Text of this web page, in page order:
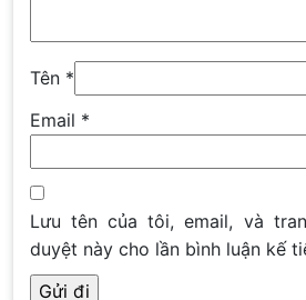
Tên *
Email *
Lưu tên của tôi, email, và
duyệt này cho lần bình luận kế